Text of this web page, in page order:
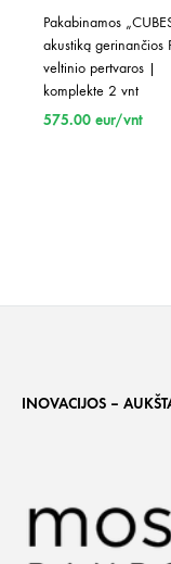
Pakabinamos
akustiką gerinančios
veltinio pertvaros |
komplekte 2 vnt
575.00 eur/vnt
INOVACIJOS –